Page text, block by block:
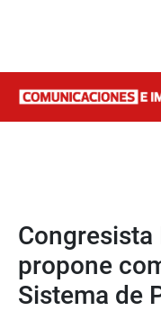
propone
Sistema de